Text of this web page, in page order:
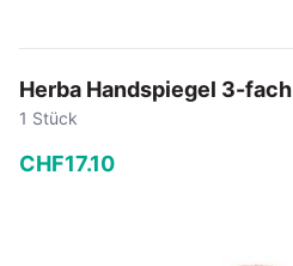
Herba Handspiegel 3-fach
1 Stück
CHF17.10